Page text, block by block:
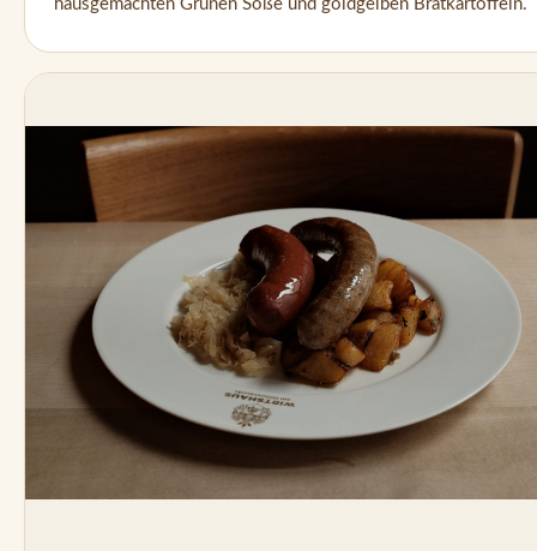
hausgemachten Grünen Soße und goldgelben Bratkartoffeln.